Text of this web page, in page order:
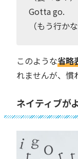
Gotta go.
（もう行か
このような省略
れませんが、慣
ネイティブが